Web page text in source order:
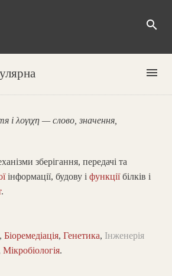
search
menu
λογιχη — слово, значення,
зберігання, передачі та
інформації, будову і функціїбілків і
.
, Біоремедіація, Генетика, Інженерія
Мікробіологія.